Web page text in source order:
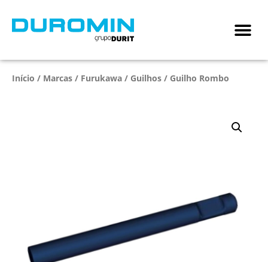
Início / Marcas / Furukawa / Guilhos / Guilho Rombo